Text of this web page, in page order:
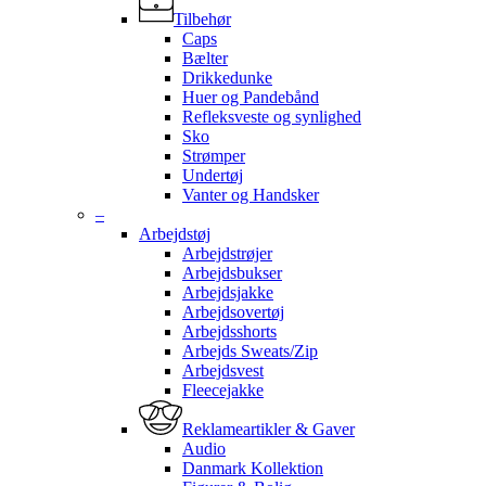
Tilbehør
Caps
Bælter
Drikkedunke
Huer og Pandebånd
Refleksveste og synlighed
Sko
Strømper
Undertøj
Vanter og Handsker
–
Arbejdstøj
Arbejdstrøjer
Arbejdsbukser
Arbejdsjakke
Arbejdsovertøj
Arbejdsshorts
Arbejds Sweats/Zip
Arbejdsvest
Fleecejakke
Reklameartikler & Gaver
Audio
Danmark Kollektion